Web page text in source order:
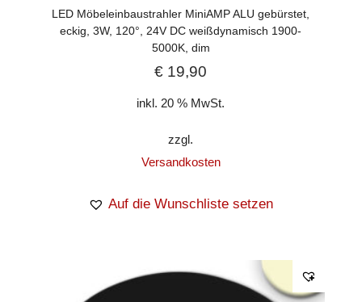
LED Möbeleinbaustrahler MiniAMP ALU gebürstet,
eckig, 3W, 120°, 24V DC weißdynamisch 1900-
5000K, dim
€ 19,90
inkl. 20 % MwSt.
zzgl.
Versandkosten
Auf die Wunschliste setzen